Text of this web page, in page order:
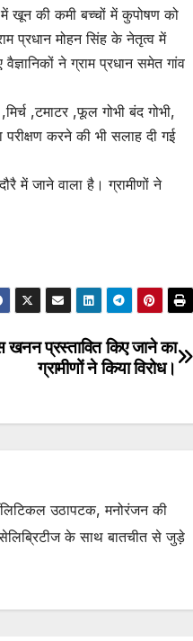
में खून की कमी बच्चों में कुपोषण को
प्रधान मोहन सिंह के नेतृत्व में
ने ग्राम प्रधान समेत गांव
,टमाटर ,फूल गोभी बंद गोभी,
करने की भी सलाह दी गई
में जाने वाला है। ग्रामीणों ने
प्रस्तावित किए जाने का
ग्रामीणों ने किया विरोध।
उठापटक, मनोरंजन की
के साथ बातचीत से जुड़े